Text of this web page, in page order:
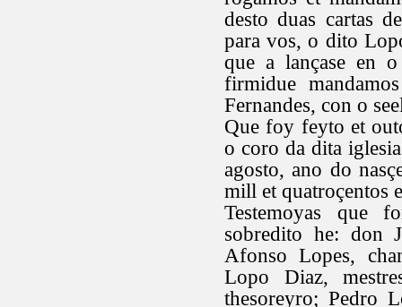
desto duas cartas
para vos, o dito
que a lançase en
firmidue
Fernandes, con o
Que foy feyto et
o coro da dita
agosto, ano do
mill et quatroçentos
Testemoyas que
sobredito he: don
Afonso Lopes,
Lopo Diaz,
thesoreyro; Pedro